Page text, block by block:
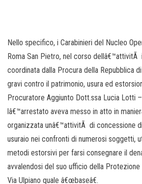
Nello specifico, i Carabinieri del Nucleo
Roma San Pietro, nel corso dellâ€™attivitÃ
coordinata dalla Procura della Repubblica
gravi contro il patrimonio, usura ed
Procuratore Aggiunto Dott.ssa Lucia Lotti
lâ€™arrestato aveva messo in atto in
organizzata unâ€™attivitÃ di concessione
usuraio nei confronti di numerosi soggetti,
metodi estorsivi per farsi consegnare il
avvalendosi del suo ufficio della Protezione
Via Ulpiano quale â€œbaseâ€.